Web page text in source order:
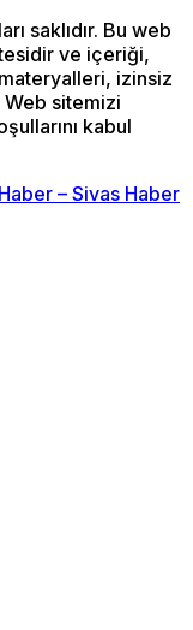
saklıdır. Bu web
ve içeriği,
izinsiz
Web sitemizi
kabul